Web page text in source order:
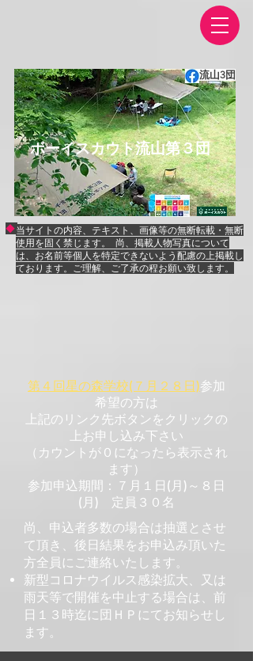
流山3団
​ボーイスカウト流山第３団
◆当サイトの内容、テキスト、画像等の無断転載・無断
使用を固く禁じます。
尚、掲載人物写真について
は、お名前等個人を特定できないよう配慮の上掲載し
ております。ご理解、ご了承の程お願い致します。
第４回星の森学校(７月２８日)参加
希望の方は
上記のリンク先ボタンをクリックの
上お申し込み下さい
​（カウントが０になったら表示され
ます）
参加申込期間：７月１日(月)～８日
(月) 定員３０名
尚、申込者多数の場合は抽選とさせ
て頂き、後日結果をお申込み頂いた
方全員にご連絡いたします。
新型コロナウイルス感染拡大、又は
雨天等で開催を中止する場合は、前
日１３時迄に団ＨＰにてお知らせし
ます。